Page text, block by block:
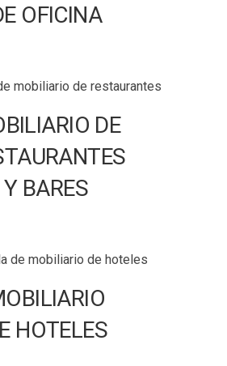
OFICINA
DE
Y BARES
HOTELES